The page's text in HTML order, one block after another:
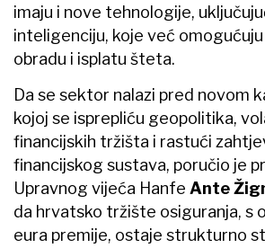
imaju i nove tehnologije,
inteligenciju, koje već
obradu i isplatu šteta.
Da se sektor nalazi pred novom
kojoj se isprepliću geopolitika,
financijskih tržišta i rastući
financijskog sustava, poručio je
Upravnog vijeća Hanfe Ante
da hrvatsko tržište osiguranja, s
eura premije, ostaje strukturno